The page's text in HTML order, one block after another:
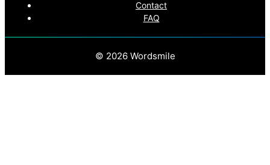
Contact
FAQ
© 2026 Wordsmile